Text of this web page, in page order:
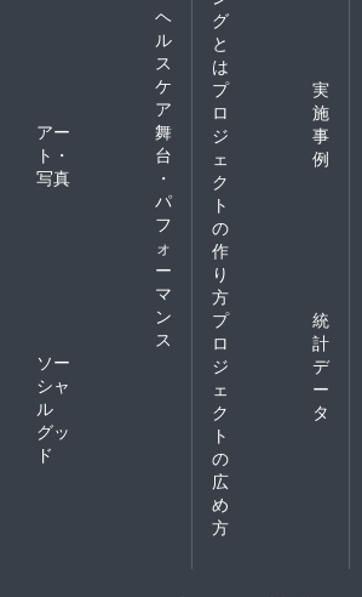
ヘ
ル
ス
ケ
ア
アー
ト・
写真
舞
台
・
パ
フ
ォ
ー
マ
ン
ス
ソー
シャ
ル
グッ
ド
グ
と
は
プ
ロ
ジ
ェ
ク
ト
の
作
り
方
実
施
事
例
プ
ロ
ジ
ェ
ク
ト
の
広
め
方
統
計
デ
ー
タ